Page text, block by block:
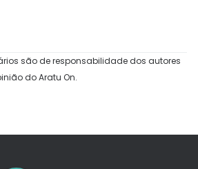
são de responsabilidade dos autores
do Aratu On.